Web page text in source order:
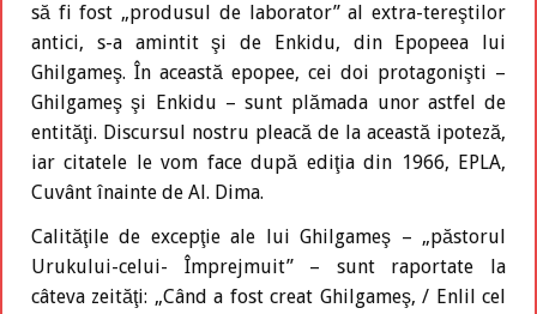
să fi fost „produsul de laborator” al extra-tereştilor
antici, s-a amintit şi de Enkidu, din Epopeea lui
Ghilgameş. În această epopee, cei doi protagonişti –
Ghilgameş şi Enkidu – sunt plămada unor astfel de
entităţi. Discursul nostru pleacă de la această ipoteză,
iar citatele le vom face după ediţia din 1966, EPLA,
Cuvânt înainte de Al. Dima.
Calităţile de excepţie ale lui Ghilgameş – „păstorul
Urukului-celui- Împrejmuit” – sunt raportate la
câteva zeităţi: „Când a fost creat Ghilgameş, / Enlil cel